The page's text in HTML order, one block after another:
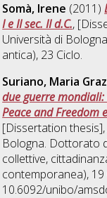
Somà, Irene (2011)
I e II sec. II d.C.,
Università di
antica), 23 Ciclo.
Suriano, Maria
due guerre
Peace and Freedom
[Dissertation
Bologna. Dottorato
collettive,
contemporanea),
10.6092/unibo/